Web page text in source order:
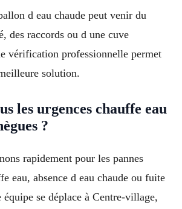
d eau chaude peut venir du
des raccords ou d une cuve
vérification professionnelle permet
solution.
les urgences chauffe eau
?
rapidement pour les pannes
eau, absence d eau chaude ou fuite
se déplace à Centre-village,